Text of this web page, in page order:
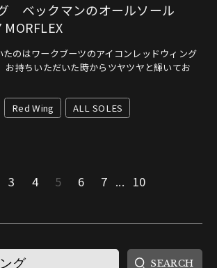
ベックマンのオールソール
のはワークブーツのアイコンレッドウィング
お持ちいただいた時からツヤツヤと輝いてお
Red Wing ALL SOLES
3 4 5 6 7 ... 10